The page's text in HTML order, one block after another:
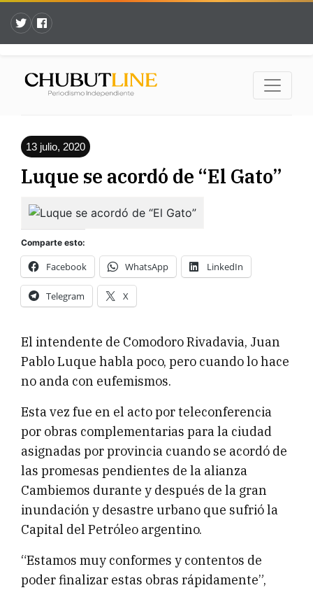
13 julio, 2020
Luque se acordó de “El Gato”
Comparte esto:
Facebook WhatsApp LinkedIn
Telegram X
El intendente de Comodoro Rivadavia, Juan
Pablo Luque habla poco, pero cuando lo hace
no anda con eufemismos.
Esta vez fue en el acto por teleconferencia
por obras complementarias para la ciudad
asignadas por provincia cuando se acordó de
las promesas pendientes de la alianza
Cambiemos durante y después de la gran
inundación y desastre urbano que sufrió la
Capital del Petróleo argentino.
“Estamos muy conformes y contentos de
poder finalizar estas obras rápidamente”,